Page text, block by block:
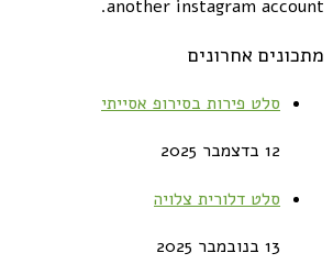
another instagram account.
מתכונים אחרונים
סלט פירות בסירופ אסייתי
12 בדצמבר 2025
סלט דלורית צלויה
13 בנובמבר 2025